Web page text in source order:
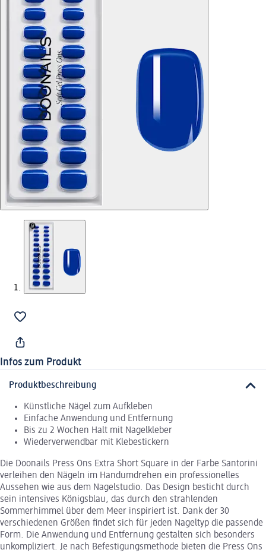
Infos zum Produkt
Produktbeschreibung
Künstliche Nägel zum Aufkleben
Einfache Anwendung und Entfernung
Bis zu 2 Wochen Halt mit Nagelkleber
Wiederverwendbar mit Klebestickern
Die Doonails Press Ons Extra Short Square in der Farbe Santorini
verleihen den Nägeln im Handumdrehen ein professionelles
Aussehen wie aus dem Nagelstudio. Das Design besticht durch
sein intensives Königsblau, das durch den strahlenden
Sommerhimmel über dem Meer inspiriert ist. Dank der 30
verschiedenen Größen findet sich für jeden Nageltyp die passende
Form. Die Anwendung und Entfernung gestalten sich besonders
unkompliziert. Je nach Befestigungsmethode bieten die Press Ons